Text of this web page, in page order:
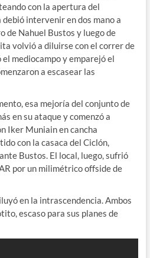
con la apertura del
intervenir en dos mano a
de Nahuel Bustos y luego de
volvió a diluirse con el correr de
mediocampo y emparejó el
a escasear las
esa mejoría del conjunto de
en su ataque y comenzó a
Iker Muniain en cancha
con la casaca del Ciclón,
Bustos. El local, luego, sufrió
por un milimétrico offside de
en la intrascendencia. Ambos
escaso para sus planes de